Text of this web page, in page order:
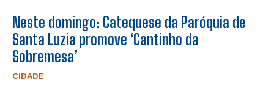
Neste domingo: Catequese da Paróquia de
Santa Luzia promove ‘Cantinho da
Sobremesa’
CIDADE